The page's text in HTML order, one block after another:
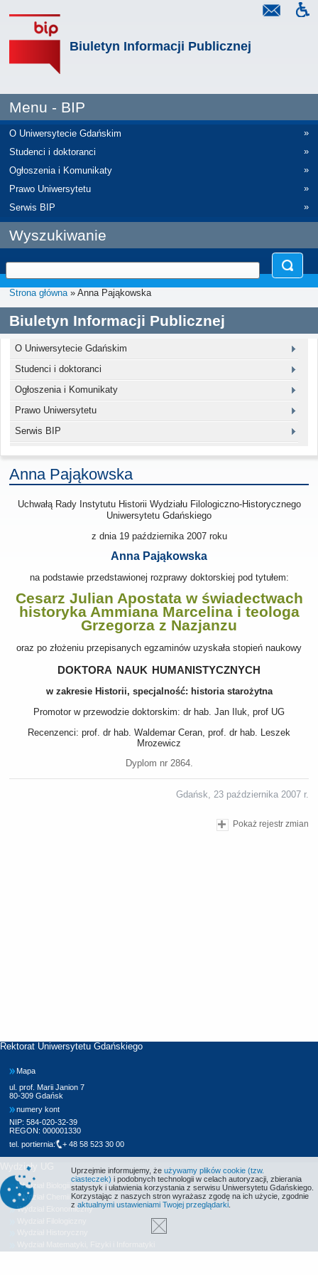
Biuletyn Informacji Publicznej
Menu - BIP
O Uniwersytecie Gdańskim
»
Studenci i doktoranci
»
Ogłoszenia i Komunikaty
»
Prawo Uniwersytetu
»
Serwis BIP
»
Wyszukiwanie
Strona główna» Anna Pająkowska
Biuletyn Informacji Publicznej
O Uniwersytecie Gdańskim
Studenci i doktoranci
Ogłoszenia i Komunikaty
Prawo Uniwersytetu
Serwis BIP
Anna Pająkowska
Uchwałą Rady Instytutu Historii Wydziału Filologiczno-Historycznego
Uniwersytetu Gdańskiego
z dnia 19 października 2007roku
Anna Pająkowska
na podstawie przedstawionej rozprawy doktorskiej pod tytułem:
Cesarz Julian Apostata w świadectwach
historyka Ammiana Marcelina i teologa
Grzegorza z Nazjanzu
oraz po złożeniu przepisanych egzaminów uzyskała stopień naukowy
doktora nauk humanistycznych
w zakresie Historii, specjalność: historia starożytna
Promotor w przewodzie doktorskim: dr hab. Jan Iluk, prof UG
Recenzenci: prof. dr hab. Waldemar Ceran, prof. dr hab. Leszek
Mrozewicz
Dyplom nr 2864.
Gdańsk, 23 października 2007 r.
Pokaż rejestr zmian
Rektorat Uniwersytetu Gdańskiego
Mapa
ul. prof. Marii Janion 7
80-309 Gdańsk
numery kont
NIP: 584-020-32-39
REGON: 000001330
tel. portiernia:
+ 48 58 523 30 00
Wydziały UG
Wydział Biologii
Wydział Chemii
Wydział Ekonomiczny
Uprzejmie informujemy, że używamy plików cookie (tzw.
ciasteczek) i podobnych technologii w celach autoryzacji, zbierania
statystyk i ułatwienia korzystania z serwisu Uniwersytetu Gdańskiego.
Korzystając z naszych stron wyrażasz zgodę na ich użycie, zgodnie
z aktualnymi ustawieniami Twojej przeglądarki